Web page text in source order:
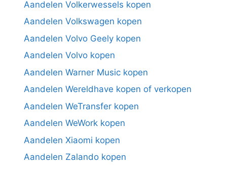
Aandelen Volkerwessels kopen
Aandelen Volkswagen kopen
Aandelen Volvo Geely kopen
Aandelen Volvo kopen
Aandelen Warner Music kopen
Aandelen Wereldhave kopen of verkopen
Aandelen WeTransfer kopen
Aandelen WeWork kopen
Aandelen Xiaomi kopen
Aandelen Zalando kopen